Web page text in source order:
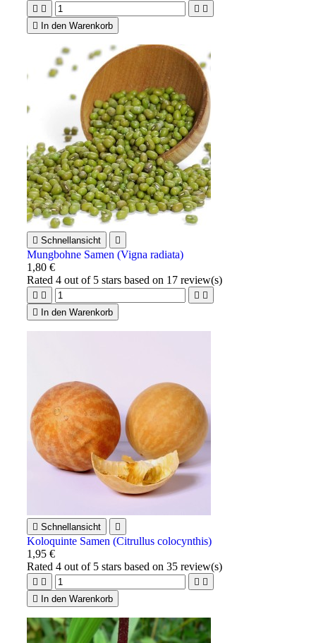
   

In den Warenkorb
 Schnellansicht 
Mungbohne Samen (Vigna radiata)
1,80 €
Rated4 out of 5 stars based on 17 review(s)
   

In den Warenkorb
 Schnellansicht 
Koloquinte Samen (Citrullus colocynthis)
1,95 €
Rated4 out of 5 stars based on35 review(s)
   

In den Warenkorb